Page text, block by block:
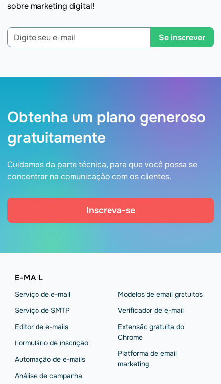
sobre marketing digital!
Se inscrever
Obtenha um plano generoso
gratuitamente
Cuidamos da parte técnica, para que você possa se
concentrar na comunicação com os clientes.
Inscreva-se
E-MAIL
Serviço de e-mail
Serviço de SMTP
Editor de e-mails
Formulário de inscrição
Automação de e-mails
Análise de campanha
Modelos de email gratuitos
Verificador de e-mail
Extensão gratuita do
Chrome
Platforma de email
marketing